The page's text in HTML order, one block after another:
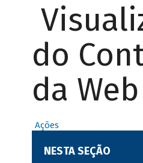
do
da Web
Ações
NESTA SEÇÃO